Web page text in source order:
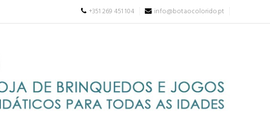
+351 269 451 104 info@botaocolorido.pt